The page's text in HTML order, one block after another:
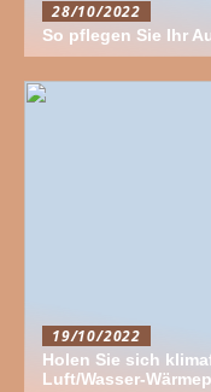
28/10/2022
So pflegen Sie Ihr
19/10/2022
Holen Sie sich
Luft/Wasser-